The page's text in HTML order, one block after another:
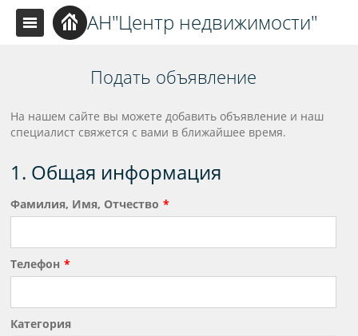
АН"Центр недвижимости"
Подать объявление
На нашем сайте вы можете добавить объявление и наш
специалист свяжется с вами в ближайшее время.
1. Общая информация
Фамилия, Имя, Отчество
Телефон
Категория